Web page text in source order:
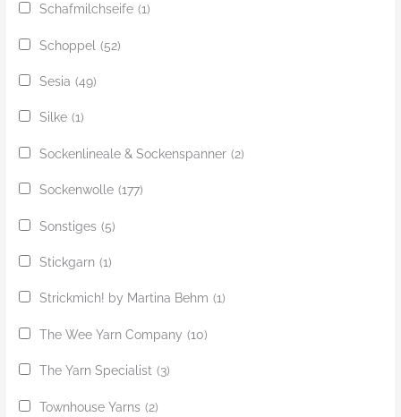
Schafmilchseife (1)
Schoppel (52)
Sesia (49)
Silke (1)
Sockenlineale & Sockenspanner (2)
Sockenwolle (177)
Sonstiges (5)
Stickgarn (1)
Strickmich! by Martina Behm (1)
The Wee Yarn Company (10)
The Yarn Specialist (3)
Townhouse Yarns (2)